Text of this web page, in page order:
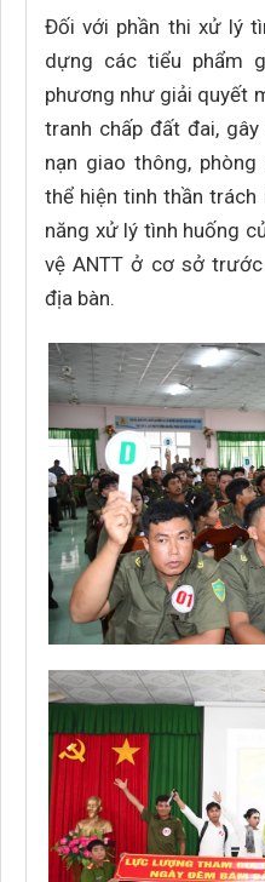
Đối với phần thi xử lý
dựng các tiểu phẩm
phương như giải quyết
tranh chấp đất đai,
nạn giao thông,
thể hiện tinh thần trách
năng xử lý tình huống
vệ ANTT ở cơ sở
địa bàn.